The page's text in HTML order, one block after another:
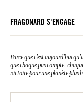
FRAGONARD S'ENGAGE
Parce que c’est aujourd’hui
que chaque pas compte,
victoire pour une planète plus